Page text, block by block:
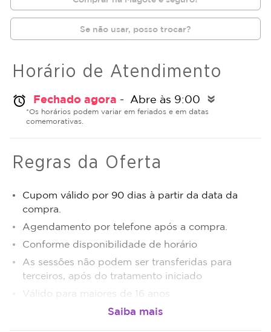
Se não usar, posso trocar?
Horário de Atendimento
alarm Fechado agora - Abre às 9:00 double_arrow
*Os horários podem variar em feriados e em datas
comemorativas.
Regras da Oferta
Cupom válido por 90 dias à partir da data da
compra.
Agendamento por telefone após a compra.
Conforme disponibilidade de horário
As sessões não podem ser transferidas para
terceiros, após do tratamento iniciado
Válido para maiores de 16 anos
Antes da realização do procedimento anunciado,